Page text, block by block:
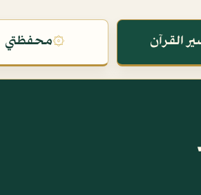
القرآن ۞محفظتي